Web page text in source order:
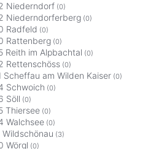
Niederndorf (0)
Niederndorferberg (0)
Radfeld (0)
Rattenberg (0)
Reith im Alpbachtal (0)
Rettenschöss (0)
Scheffau am Wilden Kaiser (0)
Schwoich (0)
Söll (0)
Thiersee (0)
Walchsee (0)
(3)
Wörgl (0)